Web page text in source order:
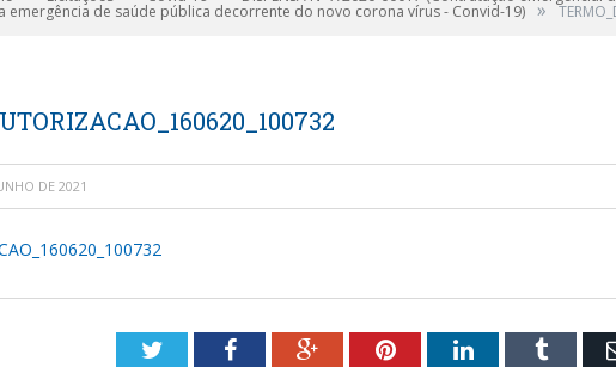
emergência de saúde pública decorrente do novo corona vírus - Convid-19) »
DE 2021
TwitterFacebookGoogle+PinterestLinkedIn